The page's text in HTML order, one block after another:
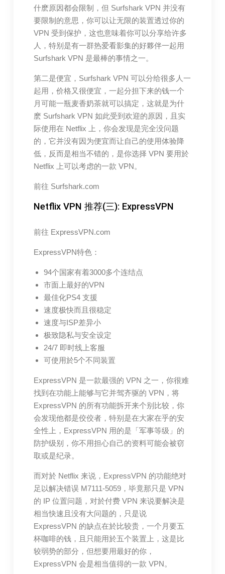
什麽原因都会限制，但 Surfshark VPN 并没有
要限制的意思，你可以让无限的装置透过你的
VPN 受到保护，这也意味着你可以分享给许多
人，特别是有一群热爱看影集的好夥伴一起用
Surfshark VPN 是最棒的事情之一。
第二是便宜，Surfshark VPN 可以分给很多人一
起用，价格又很便宜，一起分担下来的钱一个
月可能一瓶麦香奶茶就可以搞定，这就是为什
麽 Surfshark VPN 如此受到欢迎的原因，且实
际使用在 Netflix 上，你会发现是完全没问题
的，它并没有因为便宜而让自己的使用体验降
低，反而是相当不错的，是你选择 VPN 要用於
Netflix 上可以考虑的一款 VPN。
前往 Surfshark.com
Netflix VPN 推荐(三): ExpressVPN
前往 ExpressVPN.com
ExpressVPN特色：
94个国家有着3000多个连结点
市面上最好的VPN
最佳化PS4 支援
速度极快而且很稳定
速度与ISP差异小
极致隐私与安全设定
24/7 即时线上客服
可使用於5个不同装置
ExpressVPN 是一款最强的 VPN 之一，你很难
找到在功能上能够与它并驾齐驱的 VPN，将
ExpressVPN 的所有功能拆开来个别比较，你
会发现他都是佼佼者，特别是在大家在乎的安
全性上，ExpressVPN 用的是「军事等级」的
防护级别，你不用担心自己的资料可能会被窃
取或是纪录。
而对於 Netflix 来说，ExpressVPN 的功能绝对
足以解决错误 M7111-5059，毕竟那只是 VPN
的 IP 位置问题，对於付费 VPN 来说要解决是
相当快速且没有大问题的，只是说
ExpressVPN 的缺点在於比较贵，一个月要五
杯咖啡的钱，且只能用於五个装置上，这是比
较弱势的部分，但想要用最好的你，
ExpressVPN 会是相当值得的一款 VPN。